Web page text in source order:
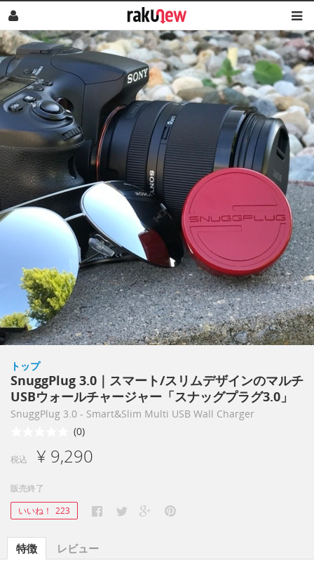
トップ
SnuggPlug 3.0｜スマート/スリムデザインのマルチ
USBウォールチャージャー「スナッグプラグ3.0」
SnuggPlug 3.0 - Smart&Slim Multi USB Wall Charger
(0)
税込 ¥ 9,290
販売終了
いいね！ 223
特徴 レビュー